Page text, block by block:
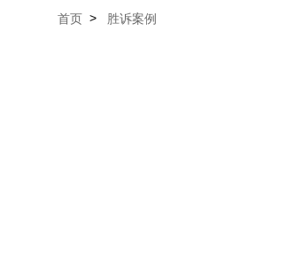
首页 > 胜诉案例